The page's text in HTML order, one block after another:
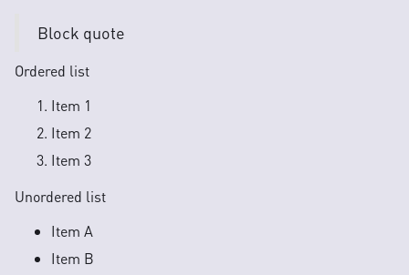
Block quote
Ordered list
Item 1
Item 2
Item 3
Unordered list
Item A
Item B